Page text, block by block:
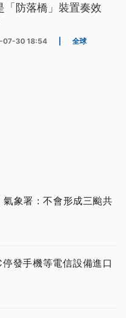
「防落橋」裝置奏效
07-30 18:54 全球
象署：不會形成三颱共
發手機等電信設備進口